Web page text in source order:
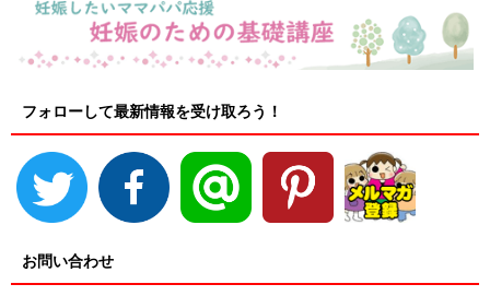
フォローして最新情報を受け取ろう！
お問い合わせ